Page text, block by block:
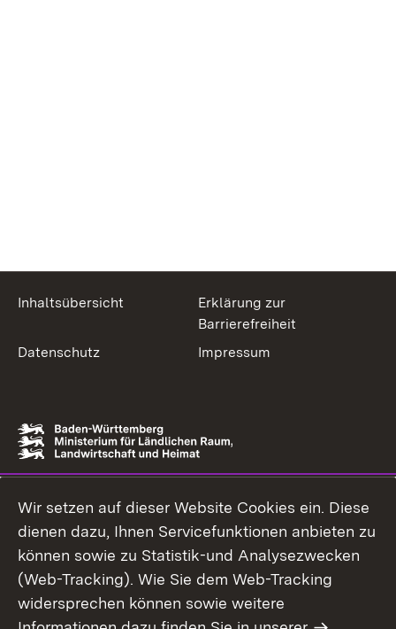
Inhaltsübersicht
Erklärung zur
Barrierefreiheit
Datenschutz
Impressum
Wir setzen auf dieser Website Cookies ein. Diese
dienen dazu, Ihnen Servicefunktionen anbieten zu
können sowie zu Statistik-und Analysezwecken
(Web-Tracking). Wie Sie dem Web-Tracking
widersprechen können sowie weitere